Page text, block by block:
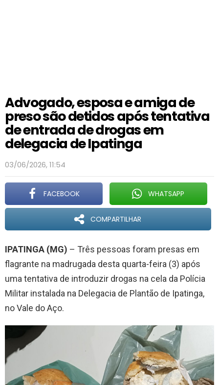
Advogado, esposa e amiga de
preso são detidos após tentativa
de entrada de drogas em
delegacia de Ipatinga
03/06/2026, 11:54
FACEBOOK WHATSAPP
COMPARTILHAR
IPATINGA (MG) – Três pessoas foram presas em
flagrante na madrugada desta quarta-feira (3) após
uma tentativa de introduzir drogas na cela da Polícia
Militar instalada na Delegacia de Plantão de Ipatinga,
no Vale do Aço.